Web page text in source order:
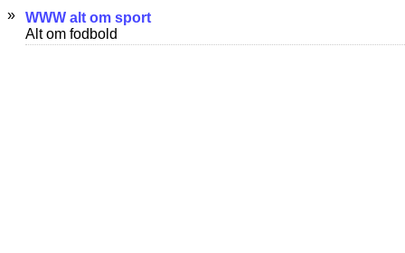
»
WWW alt om sport
Alt om fodbold